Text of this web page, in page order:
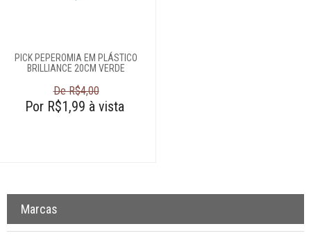
Pesquisar Lista
Conosco
61
996588122
PICK PEPEROMIA EM PLÁSTICO
BRILLIANCE 20CM VERDE
De R$4,00
Por R$1,99 à vista
Marcas